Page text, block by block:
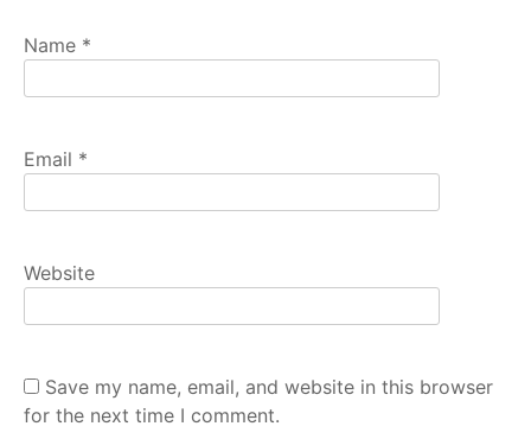
Name *
Email *
Website
Save my name, email, and website in this browser
for the next time I comment.